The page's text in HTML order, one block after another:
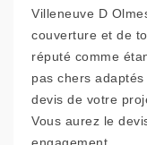
Villeneuve D
couverture et de
réputé comme
pas chers
devis de votre
Vous aurez le